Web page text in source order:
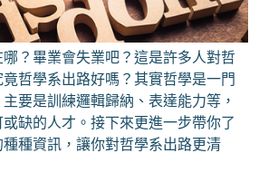
？畢業會失業吧？這是許多人對哲
哲學系出路好嗎？其實哲學是一門
要是訓練邏輯歸納、表達能力等，
缺的人才。接下來更進一步帶你了
種資訊，讓你對哲學系出路更清